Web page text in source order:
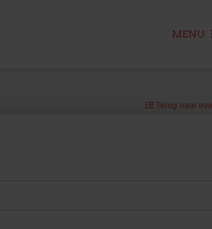
MENU
Terug naar